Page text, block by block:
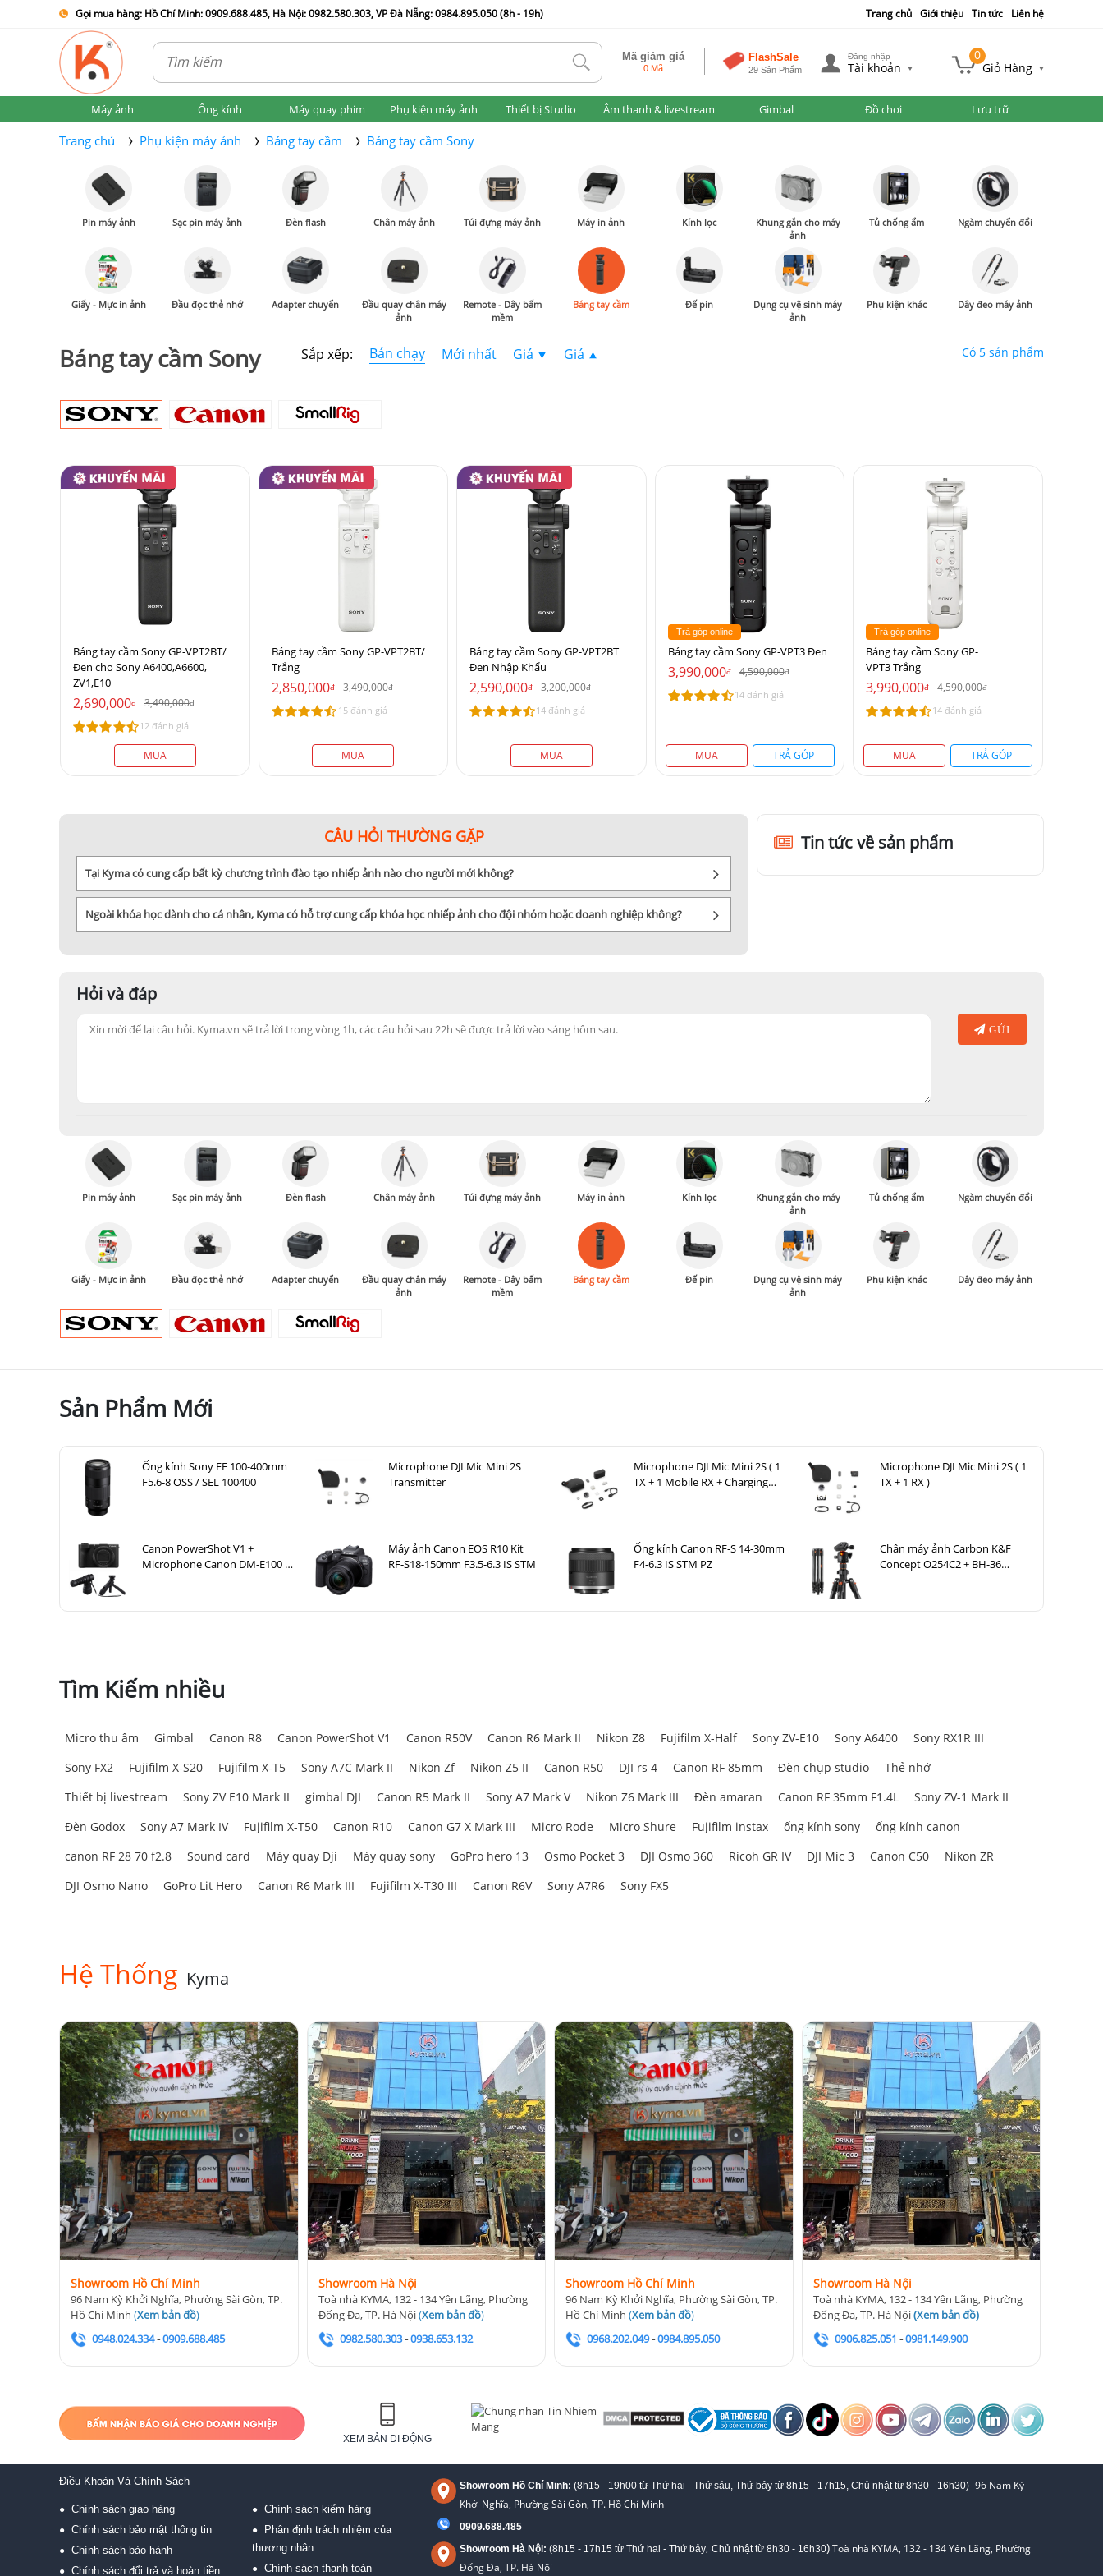
Gọi mua hàng: Hồ Chí Minh: 0909.688.485, Hà Nội: 0982.580.303, VP Đà Nẵng: 0984.895.050 (8h - 19h) Trang chủ Giới thiệu Tin tức Liên hệ
tlk Mã giảm giá
0 Mã
FlashSale
29 Sản Phẩm
Đăng nhập
Tài khoản
0
Giỏ Hàng
Máy ảnh Ống kính Máy quay phim Phụ kiện máy ảnh Thiết bị Studio Âm thanh & livestream Gimbal Đồ chơi Lưu trữ
Trang chủ Phụ kiện máy ảnh Báng tay cầm Báng tay cầm Sony
Pin máy ảnh Sạc pin máy ảnh Đèn flash Chân máy ảnh Túi đựng máy ảnh Máy in ảnh Kính lọc
Khung gắn cho máy
ảnh
Tủ chống ẩm Ngàm chuyển đổi
Giấy - Mực in ảnh Đầu đọc thẻ nhớ Adapter chuyển
Đầu quay chân máy
ảnh
Remote - Dây bấm
mềm
Báng tay cầm Đế pin
Dụng cụ vệ sinh máy
ảnh
Phụ kiện khác Dây đeo máy ảnh
Báng tay cầm Sony Sắp xếp: Bán chạy Mới nhất Giá Giá Có 5 sản phẩm
Báng tay cầm Sony GP-VPT2BT/
Đen cho Sony A6400,A6600,
ZV1,E10
2,690,000đ 3,490,000đ
12 đánh giá
MUA
Báng tay cầm Sony GP-VPT2BT/
Trắng
2,850,000đ 3,490,000đ
15 đánh giá
MUA
Báng tay cầm Sony GP-VPT2BT
Đen Nhập Khẩu
2,590,000đ 3,200,000đ
14 đánh giá
MUA
Trả góp online
Báng tay cầm Sony GP-VPT3 Đen
3,990,000đ 4,590,000đ
14 đánh giá
MUA TRẢ GÓP
Trả góp online
Báng tay cầm Sony GP-
VPT3 Trắng
3,990,000đ 4,590,000đ
14 đánh giá
MUA TRẢ GÓP
CÂU HỎI THƯỜNG GẶP
Tại Kyma có cung cấp bất kỳ chương trình đào tạo nhiếp ảnh nào cho người mới không?
Ngoài khóa học dành cho cá nhân, Kyma có hỗ trợ cung cấp khóa học nhiếp ảnh cho đội nhóm hoặc doanh nghiệp không?
Tin tức về sản phẩm
Hỏi và đáp
GỬI
Pin máy ảnh Sạc pin máy ảnh Đèn flash Chân máy ảnh Túi đựng máy ảnh Máy in ảnh Kính lọc
Khung gắn cho máy
ảnh
Tủ chống ẩm Ngàm chuyển đổi
Giấy - Mực in ảnh Đầu đọc thẻ nhớ Adapter chuyển
Đầu quay chân máy
ảnh
Remote - Dây bấm
mềm
Báng tay cầm Đế pin
Dụng cụ vệ sinh máy
ảnh
Phụ kiện khác Dây đeo máy ảnh
Sản Phẩm Mới
Ống kính Sony FE 100-400mm
F5.6-8 OSS / SEL 100400
Microphone DJI Mic Mini 2S
Transmitter
Microphone DJI Mic Mini 2S ( 1
TX + 1 Mobile RX + Charging
Microphone DJI Mic Mini 2S ( 1
TX + 1 RX )
Canon PowerShot V1 +
Microphone Canon DM-E100 +
Máy ảnh Canon EOS R10 Kit
RF-S18-150mm F3.5-6.3 IS STM
Ống kính Canon RF-S 14-30mm
F4-6.3 IS STM PZ
Chân máy ảnh Carbon K&F
Concept O254C2 + BH-36
Tìm Kiếm nhiều
Micro thu âm Gimbal Canon R8 Canon PowerShot V1 Canon R50V Canon R6 Mark II Nikon Z8 Fujifilm X-Half Sony ZV-E10 Sony A6400
Sony RX1R III
Sony FX2
Fujifilm X-S20 Fujifilm X-T5 Sony A7C Mark II Nikon Zf Nikon Z5 II Canon R50 DJI rs 4 Canon RF 85mm Đèn chụp studio
Thẻ nhớ
Thiết bị livestream
Sony ZV E10 Mark II gimbal DJI Canon R5 Mark II Sony A7 Mark V Nikon Z6 Mark III Đèn amaran Canon RF 35mm F1.4L
Sony ZV-1 Mark II
Đèn Godox
Sony A7 Mark IV Fujifilm X-T50 Canon R10 Canon G7 X Mark III Micro Rode Micro Shure Fujifilm instax ống kính sony
ống kính canon
canon RF 28 70 f2.8
Sound card Máy quay Dji Máy quay sony GoPro hero 13 Osmo Pocket 3 DJI Osmo 360 Ricoh GR IV DJI Mic 3 Canon C50
Nikon ZR
DJI Osmo Nano
GoPro Lit Hero Canon R6 Mark III Fujifilm X-T30 III Canon R6V Sony A7R6 Sony FX5
Hệ Thống Kyma
Showroom Hồ Chí Minh
96 Nam Kỳ Khởi Nghĩa, Phường Sài Gòn, TP.
Hồ Chí Minh (Xem bản đồ)
0948.024.334-0909.688.485
Showroom Hà Nội
Toà nhà KYMA, 132 - 134 Yên Lãng, Phường
Đống Đa, TP. Hà Nội(Xem bản đồ)
0982.580.303-0938.653.132
Showroom Hồ Chí Minh
96 Nam Kỳ Khởi Nghĩa, Phường Sài Gòn, TP.
Hồ Chí Minh(Xem bản đồ)
0968.202.049-0984.895.050
Showroom Hà Nội
Toà nhà KYMA, 132 - 134 Yên Lãng, Phường
Đống Đa, TP. Hà Nội(Xem bản đồ)
0906.825.051 -0981.149.900
XEM BẢN DI ĐỘNG
Điều Khoản Và Chính Sách
● Chính sách giao hàng
● Chính sách bảo mật thông tin
● Chính sách bảo hành
● Chính sách đổi trả và hoàn tiền
● Chính sách kiểm hàng
●
Phân định trách nhiệm của
thương nhân
● Chính sách thanh toán
Showroom Hồ Chí Minh: (8h15 - 19h00 từ Thứ hai - Thứ sáu, Thứ bảy từ 8h15 - 17h15, Chủ nhật từ 8h30 - 16h30) 96 Nam Kỳ
Khởi Nghĩa, Phường Sài Gòn, TP. Hồ Chí Minh
0909.688.485
Showroom Hà Nội: (8h15 - 17h15 từ Thứ hai - Thứ bảy, Chủ nhật từ 8h30 - 16h30)Toà nhà KYMA, 132 - 134 Yên Lãng, Phường
Đống Đa, TP. Hà Nội